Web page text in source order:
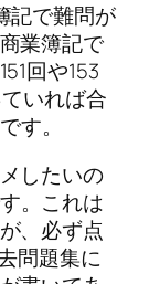
記で難問が
業簿記で
回や153
いれば合
す。
したいの
。これは
、必ず点
問題集に